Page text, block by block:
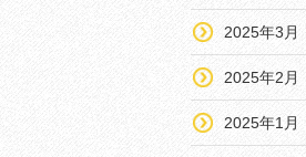
2025年3月
2025年2月
2025年1月